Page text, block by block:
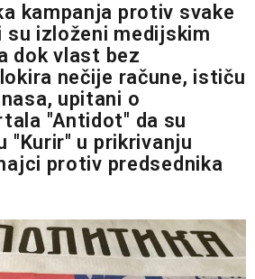
kampanja protiv svake
su izloženi medijskim
dok vlast bez
nečije račune, ističu
upitani o
"Antidot" da su
"Kurir" u prikrivanju
protiv predsednika